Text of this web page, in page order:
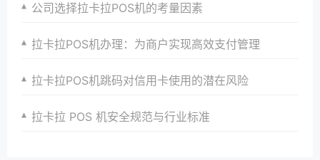
公司选择拉卡拉POS机的考量因素
拉卡拉POS机办理：为商户实现高效支付管理
拉卡拉POS机跳码对信用卡使用的潜在风险
拉卡拉 POS 机安全规范与行业标准